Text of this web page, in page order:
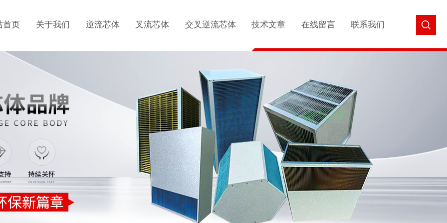
首页 关于我们 逆流芯体 叉流芯体 交叉逆流芯体 技术文章 在线留言 联系我们